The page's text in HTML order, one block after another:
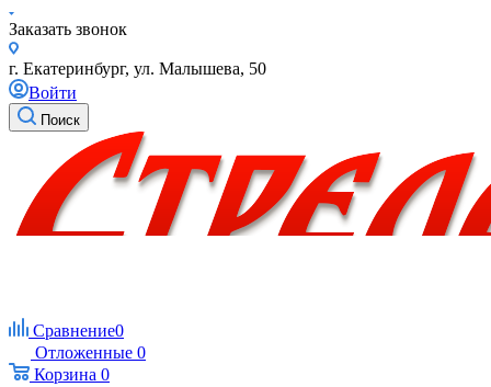
Заказать звонок
г. Екатеринбург, ул. Малышева, 50
Войти
Поиск
Сравнение0
Отложенные 0
Корзина 0